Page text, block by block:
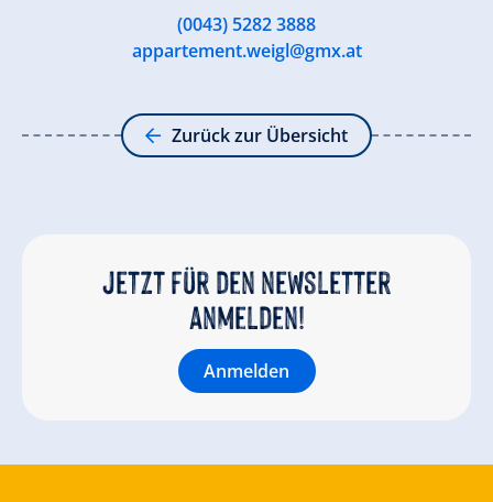
(0043) 5282 3888
appartement.weigl@gmx.at
Zurück zur Übersicht
Jetzt für den newsletter
anmelden!
Anmelden